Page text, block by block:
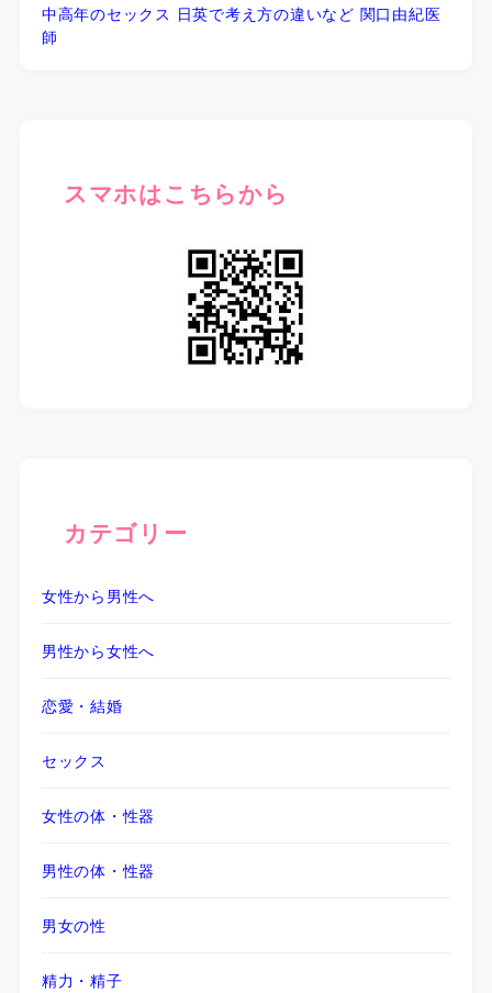
中高年のセックス 日英で考え方の違いなど 関口由紀医
師
スマホはこちらから
カテゴリー
女性から男性へ
男性から女性へ
恋愛・結婚
セックス
女性の体・性器
男性の体・性器
男女の性
精力・精子